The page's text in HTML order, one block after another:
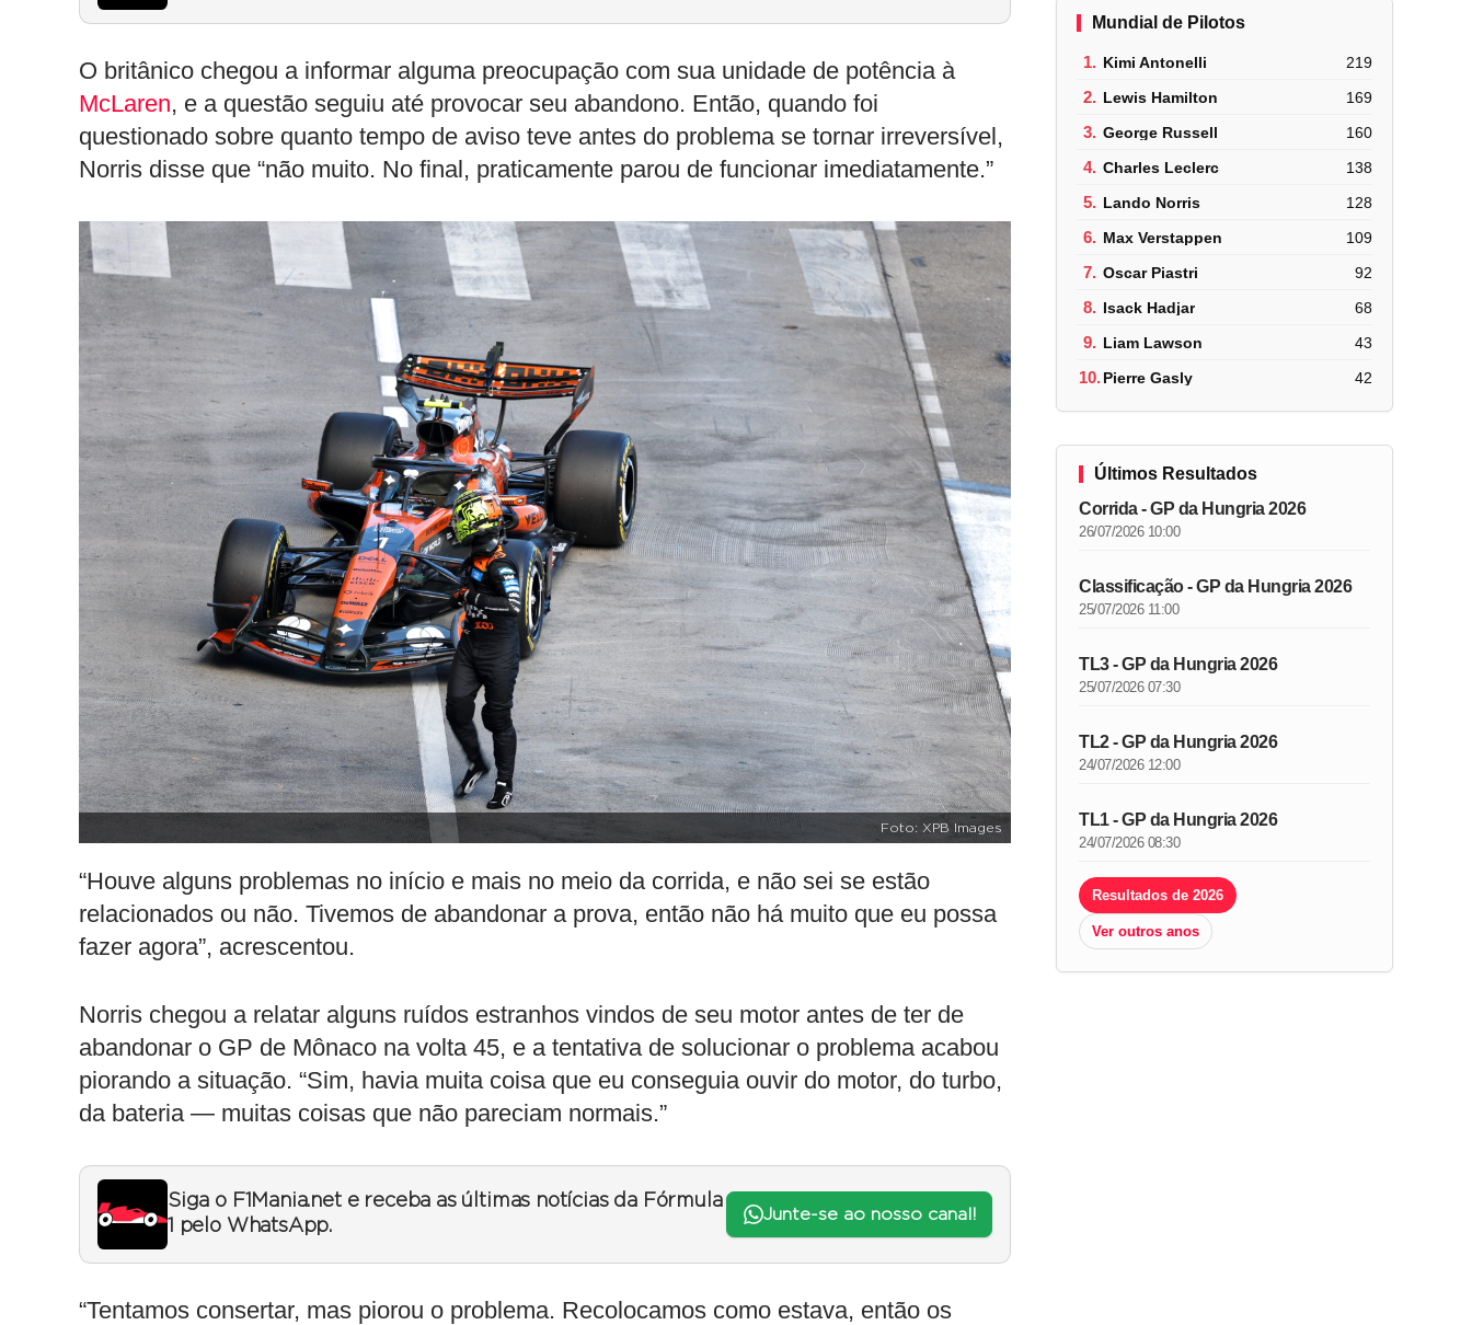
O britânico chegou a informar alguma preocupação com sua unidade de potência à
McLaren, e a questão seguiu até provocar seu abandono. Então, quando foi
questionado sobre quanto tempo de aviso teve antes do problema se tornar irreversível,
Norris disse que “não muito. No final, praticamente parou de funcionar imediatamente.”
Foto: XPB Images
“Houve alguns problemas no início e mais no meio da corrida, e não sei se estão
relacionados ou não. Tivemos de abandonar a prova, então não há muito que eu possa
fazer agora”, acrescentou.
Norris chegou a relatar alguns ruídos estranhos vindos de seu motor antes de ter de
abandonar o GP de Mônaco na volta 45, e a tentativa de solucionar o problema acabou
piorando a situação. “Sim, havia muita coisa que eu conseguia ouvir do motor, do turbo,
da bateria — muitas coisas que não pareciam normais.”
Siga o F1Mania.net e receba as últimas notícias da Fórmula
1 pelo WhatsApp.
Junte-se ao nosso canal!
“Tentamos consertar, mas piorou o problema. Recolocamos como estava, então os
Mundial de Pilotos
1. Kimi Antonelli 219
2. Lewis Hamilton 169
3. George Russell 160
4. Charles Leclerc 138
5. Lando Norris 128
6. Max Verstappen 109
7. Oscar Piastri 92
8. Isack Hadjar 68
9. Liam Lawson 43
10.Pierre Gasly 42
Últimos Resultados
Corrida - GP da Hungria 2026
26/07/2026 10:00
Classificação - GP da Hungria 2026
25/07/2026 11:00
TL3 - GP da Hungria 2026
25/07/2026 07:30
TL2 - GP da Hungria 2026
24/07/2026 12:00
TL1 - GP da Hungria 2026
24/07/2026 08:30
Resultados de 2026
Ver outros anos